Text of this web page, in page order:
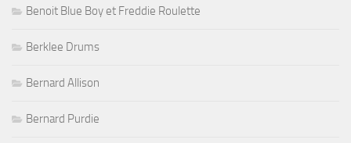
Benoit Blue Boy et Freddie Roulette
Berklee Drums
Bernard Allison
Bernard Purdie